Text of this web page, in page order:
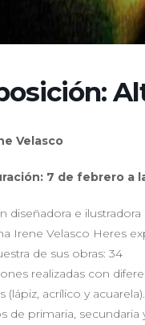
Velasco
7 de febrero a
diseñadora e ilustradora
Irene Velasco Heres
de sus obras: 34
realizadas con
(lápiz, acrílico y
de primaria, secundaria